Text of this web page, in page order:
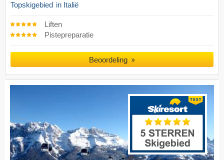
Topskigebied in Italië
Liften
Pistepreparatie
Beoordeling